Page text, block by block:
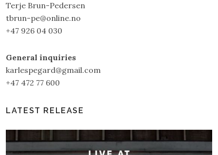
Terje Brun-Pedersen
tbrun-pe@online.no
+47 926 04 030
General inquiries
karlespegard@gmail.com
+47 472 77 600
LATEST RELEASE